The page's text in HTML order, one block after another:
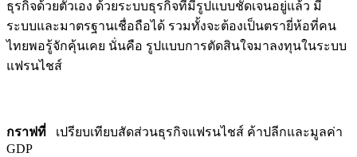
ธุรกิจด้วยตัวเอง ด้วยระบบธุรกิจที่มีรูปแบบชัดเจนอยู่แล้ว มี
ระบบและมาตรฐานเชื่อถือได้ รวมทั้งจะต้องเป็นตรายี่ห้อที่คน
ไทยพอรู้จักคุ้นเคย นั่นคือ รูปแบบการตัดสินใจมาลงทุนในระบบ
แฟรนไชส์
กราฟที่ เปรียบเทียบสัดส่วนธุรกิจแฟรนไชส์ ค้าปลีกและมูลค่า
GDP